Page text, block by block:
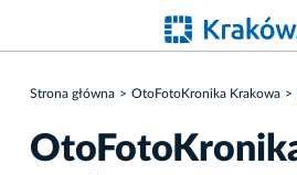
Strona główna OtoFotoKronika Krakowa